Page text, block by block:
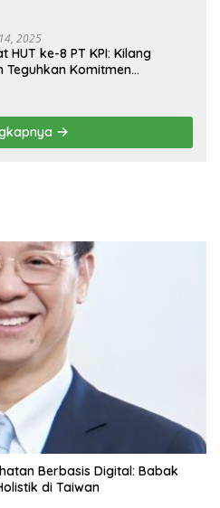
2025
HUT ke-8 PT KPI: Kilang
Teguhkan Komitmen
Berbasis Digital: Babak
di Taiwan